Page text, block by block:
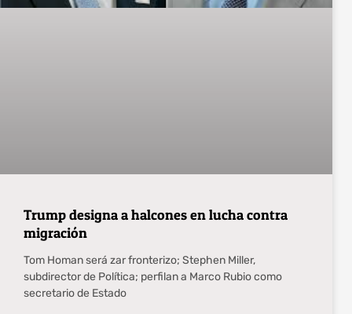
Trump designa a halcones en lucha contra
migración
Tom Homan será zar fronterizo; Stephen Miller,
subdirector de Política; perfilan a Marco Rubio como
secretario de Estado